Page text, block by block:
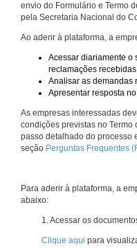
envio do Formulário e Termo
pela Secretaria Nacional do
Ao aderir à plataforma, a
Acessar diariamente o
reclamações
Analisar as demandas
Apresentar resposta
As empresas interessadas
condições previstas no Termo
passo detalhado do processo
seção Perguntas Frequentes
Para aderir à plataforma, a
abaixo:
1. Acessar os
Clique aqui para